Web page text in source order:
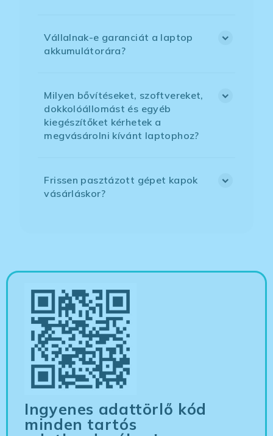
Vállalnak-e garanciát a laptop
akkumulátorára?
Milyen bővítéseket, szoftvereket,
dokkolóállomást és egyéb
kiegészítőket kérhetek a
megvásárolni kívánt laptophoz?
Frissen pasztázott gépet kapok
vásárláskor?
Ingyenes adattörlő kód
minden tartós